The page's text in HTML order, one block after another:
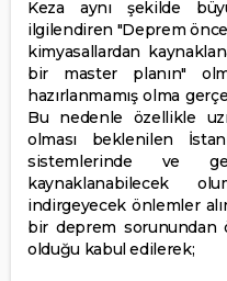
Keza aynı şekilde
ilgilendiren "Deprem
kimyasallardan
bir master planın"
hazırlanmamış olma
Bu nedenle özellikle
olması beklenilen
sistemlerinde ve
kaynaklanabilecek
indirgeyecek önlemler
bir deprem
olduğu kabul edilerek;